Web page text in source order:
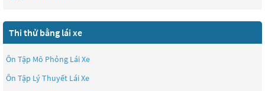
Thi thử bằng lái xe
Ôn Tập Mô Phỏng Lái Xe
Ôn Tập Lý Thuyết Lái Xe